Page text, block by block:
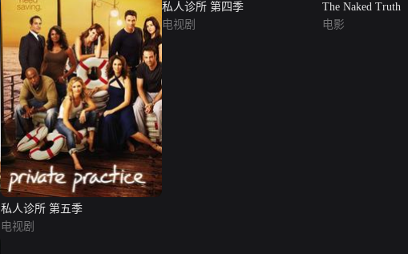
私人诊所 第五季
电视剧
私人诊所 第四季
电视剧
The Naked Truth
电影